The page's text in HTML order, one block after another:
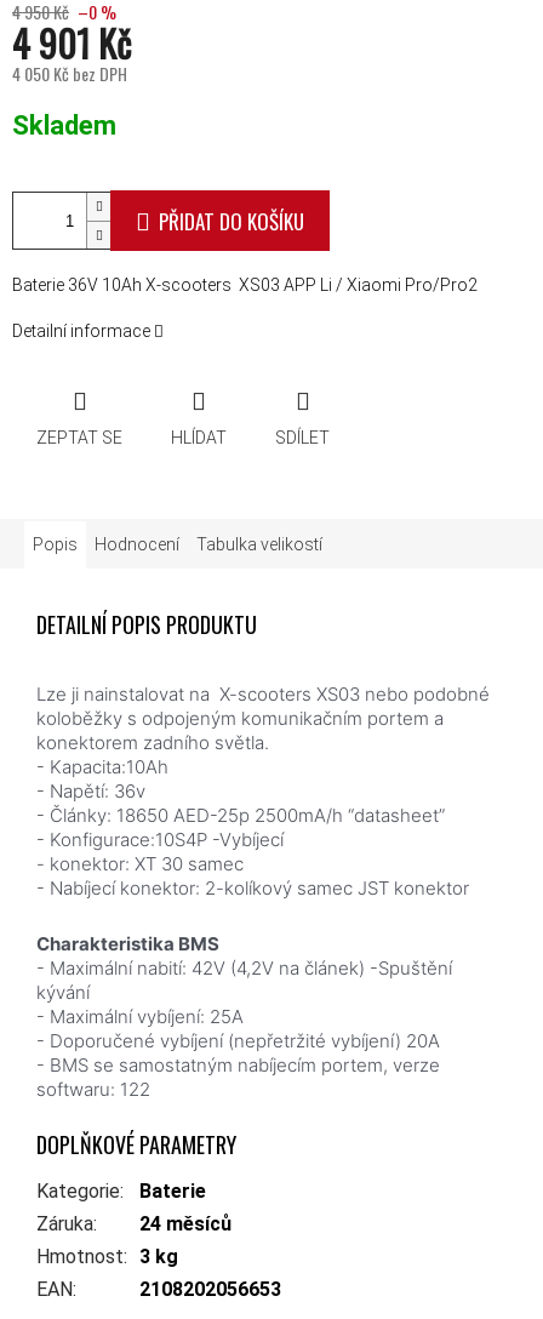
4 950 Kč –0 %
4 901 Kč
4 050 Kč bez DPH
Skladem
PŘIDAT DO KOŠÍKU
Baterie 36V 10Ah X-scooters XS03 APP Li / Xiaomi Pro/Pro2
Detailní informace
ZEPTAT SE HLÍDAT SDÍLET
Popis Hodnocení Tabulka velikostí
DETAILNÍ POPIS PRODUKTU
Lze ji nainstalovat na X-scooters XS03 nebo podobné
koloběžky s odpojeným komunikačním portem a
konektorem zadního světla.
- Kapacita:10Ah
- Napětí: 36v
- Články: 18650 AED-25p 2500mA/h “datasheet”
- Konfigurace:10S4P -Vybíjecí
- konektor: XT 30 samec
- Nabíjecí konektor: 2-kolíkový samec JST konektor
Charakteristika BMS
- Maximální nabití: 42V (4,2V na článek) -Spuštění
kývání
- Maximální vybíjení: 25A
- Doporučené vybíjení (nepřetržité vybíjení) 20A
- BMS se samostatným nabíjecím portem, verze
softwaru: 122
DOPLŇKOVÉ PARAMETRY
Kategorie:
Baterie
Záruka:
24 měsíců
Hmotnost:
3 kg
EAN: 2108202056653